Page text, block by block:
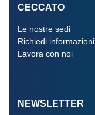
CECCATO
Le nostre sedi
Richiedi informazioni
Lavora con noi
NEWSLETTER